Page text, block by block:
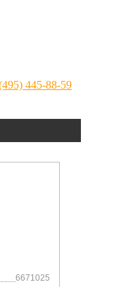
445-88-59
6671025